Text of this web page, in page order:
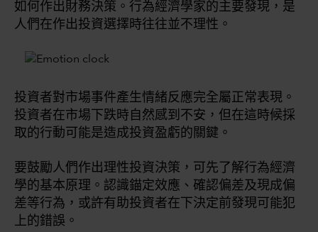
如何作出財務決策。行為經濟學家的主要發現，是
人們在作出投資選擇時往往並不理性。
投資者對市場事件產生情緒反應完全屬正常表現。
投資者在市場下跌時自然感到不安，但在這時候採
取的行動可能是造成投資盈虧的關鍵。
要鼓勵人們作出理性投資決策，可先了解行為經濟
學的基本原理。認識錨定效應、確認偏差及現成偏
差等行為，或許有助投資者在下決定前發現可能犯
上的錯誤。